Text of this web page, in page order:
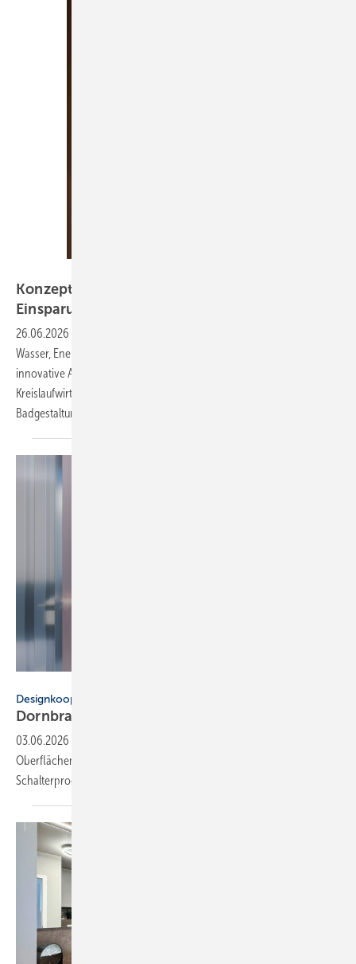
Konzepte zur Wasser-, Energie- und CO₂-
Einsparung im
26.06.2026
Wasser, Energie und Ressourcen verbrauchen? Der Beitrag zeigt
innovative Ansätze für Körperpflege, Wohlbefinden und
Kreislaufwirtschaft sowie ihr Potenzial für eine nachhaltigere
Badgestaltung.
Designkooperation
Dornbracht und Jung: 5 neue
03.06.2026
Oberflächen zur besseren Abstimmung von Armaturen und
Schalterprogrammen der